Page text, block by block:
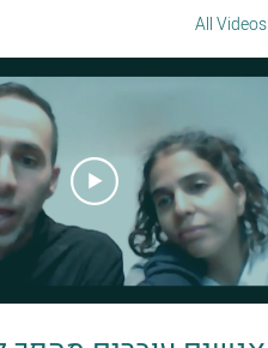
All Videos